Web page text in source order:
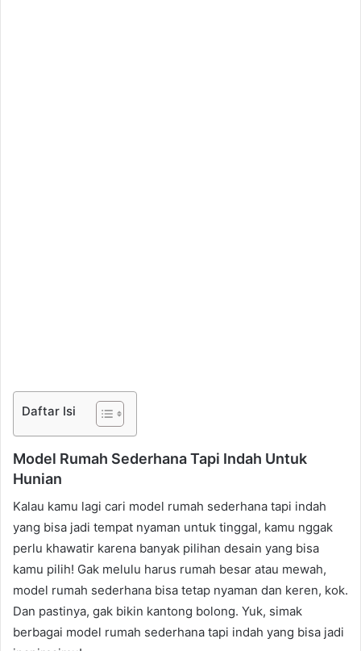
Daftar Isi
Model Rumah Sederhana Tapi Indah Untuk
Hunian
Kalau kamu lagi cari model rumah sederhana tapi indah
yang bisa jadi tempat nyaman untuk tinggal, kamu nggak
perlu khawatir karena banyak pilihan desain yang bisa
kamu pilih! Gak melulu harus rumah besar atau mewah,
model rumah sederhana bisa tetap nyaman dan keren, kok.
Dan pastinya, gak bikin kantong bolong. Yuk, simak
berbagai model rumah sederhana tapi indah yang bisa jadi